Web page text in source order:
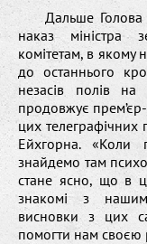
Дальше Голова
наказ міністра
комітетам, в якому
до останнього
незасів полів на
продовжує
цих телеграфічних
Ейхгорна. «Коли
знайдемо там
стане ясно, що в
знакомі з
висновки з цих
помогти нам своєю